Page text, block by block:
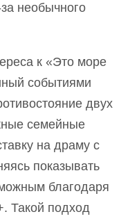
необычного
к «Это море
событиями
двух
семейные
на драму с
показывать
благодаря
Такой подход